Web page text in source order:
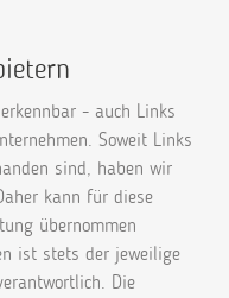
- auch Links
Soweit Links
sind, haben wir
kann für diese
übernommen
ist stets der jeweilige
Die